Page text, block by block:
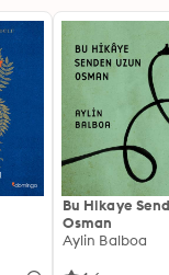
Bu Hikaye
Osman
Aylin Balboa